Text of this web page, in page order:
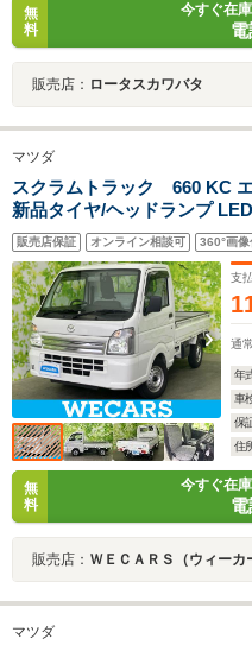
無
料
今すぐ在
販売店： ロータスカワバタ
マツダ
スクラムトラック 660 KC
新品タイヤ/ヘッドランプ
車/エアバッグ 運転席/エアバ
ング/オートライト/ワンオー
販売店保証 オンライン相談可 360°画像
支
通
年
車
保
住
無
料
今すぐ在
販売店： ＷＥＣＡＲＳ（ウィーカ
マツダ